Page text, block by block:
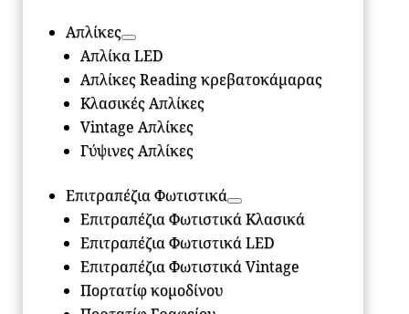
Απλίκες
Απλίκα LED
Απλίκες Reading κρεβατοκάμαρας
Κλασικές Απλίκες
Vintage Απλίκες
Γύψινες Απλίκες
Επιτραπέζια Φωτιστικά
Επιτραπέζια Φωτιστικά Κλασικά
Επιτραπέζια Φωτιστικά LED
Επιτραπέζια Φωτιστικά Vintage
Πορτατίφ κομοδίνου